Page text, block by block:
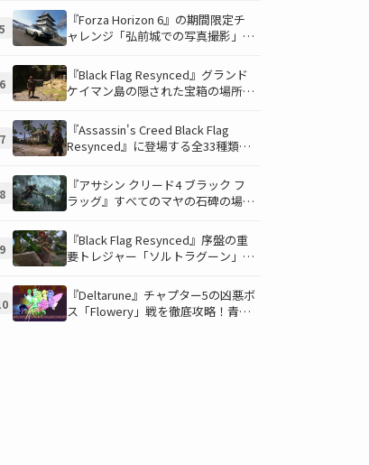
説！隠された財宝を見つけよう！
5
『Forza Horizon 6』の期間限定チ
ャレンジ「弘前城での写真撮影」攻
で日本の名城を駆け巡り、特別な報
酬を手に入れよう！
6
『Black Flag Resynced』グランド
ケイマン島の隠された宝箱の場所を
ト」でしか到達できないお宝も明ら
かに
7
『Assassin's Creed Black Flag
Resynced』に登場する全33種類の
イルを自由にカスタマイズ！
8
『アサシン クリード4 ブラック フ
ラッグ』すべてのマヤの石碑の場所
ヤの衣装を入手して海賊ライフを有
利に進めよう！
9
『Black Flag Resynced』序盤の重
要トレジャー「ソルトラグーン」の
手アイテムを徹底解説
『Deltarune』チャプター5の凶悪ボ
ス「Flowery」戦を徹底攻略！青い